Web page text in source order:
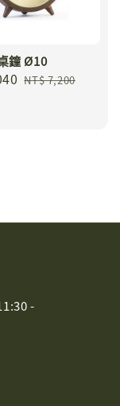
鐘 Ø10
Regular
NT$ 7,200
-